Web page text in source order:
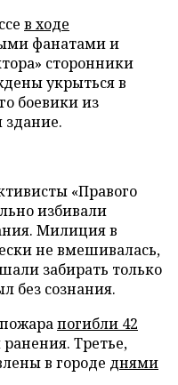
в ходе
фанатами и
сторонники
укрыться в
боевики из
здание.
«Правого
избивали
Милиция в
не вмешивалась,
забирать только
без сознания.
погибли 42
Третье,
в городе днями